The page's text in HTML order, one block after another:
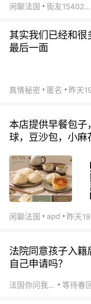
闲聊法国 街友15402223
其实我们已经和很
最后一面
真情秘密 匿名 昨天
本店提供早餐包
球，豆沙包，小麻
闲聊法国 apd 昨天
法院同意孩子入
自己申请吗？
法国你问我答 等待春